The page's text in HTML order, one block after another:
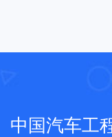
中国汽车工